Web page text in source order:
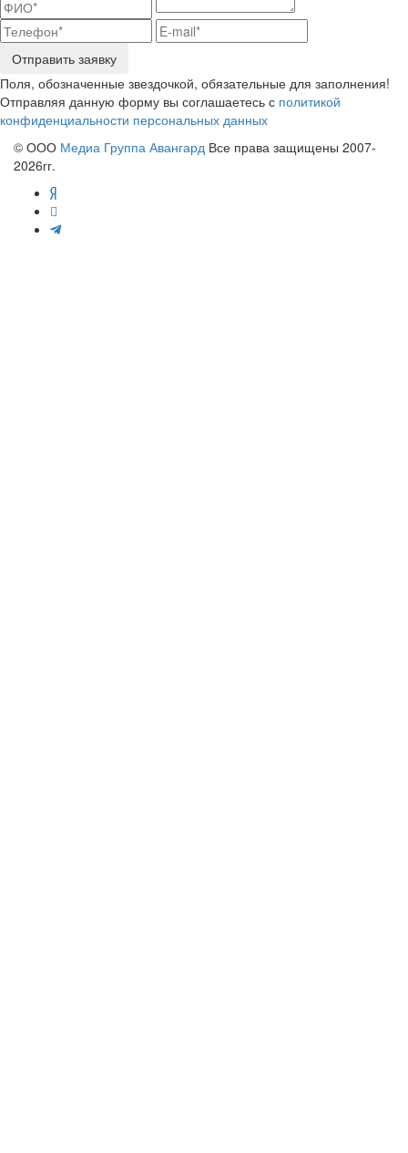
Отправить заявку
Поля, обозначенные звездочкой, обязательные для заполнения!
Отправляя данную форму вы соглашаетесь с политикой
конфиденциальности персональных данных
© ООО Медиа Группа Авангард Все права защищены 2007-
2026гг.